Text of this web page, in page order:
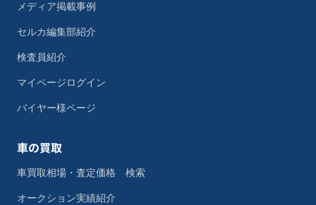
メディア掲載事例
セルカ編集部紹介
検査員紹介
マイページログイン
バイヤー様ページ
車の買取
車買取相場・査定価格 検索
オークション実績紹介